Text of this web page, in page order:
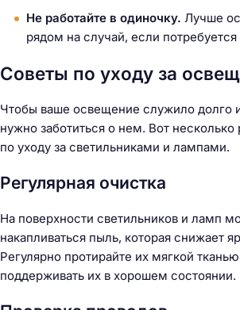
Не работайте в одиночку. Лучше
рядом на случай, если
Советы по уходу за
Чтобы ваше освещение служило долго
нужно заботиться о нем. Вот
по уходу за светильниками и лампами.
Регулярная очистка
На поверхности светильников и ламп
накапливаться пыль, которая снижает
Регулярно протирайте их мягкой
поддерживать их в хорошем состоянии.